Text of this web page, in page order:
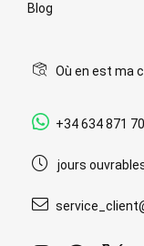
Blog
Où en est ma
+34 634 871
jours